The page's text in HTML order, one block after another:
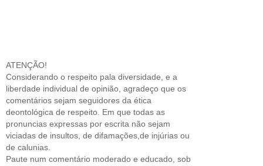
ATENÇÃO!
Considerando o respeito pala diversidade, e a
liberdade individual de opinião, agradeço que os
comentários sejam seguidores da ética
deontológica de respeito. Em que todas as
pronuncias expressas por escrita não sejam
viciadas de insultos, de difamações,de injúrias ou
de calunias.
Paute num comentário moderado e educado, sob